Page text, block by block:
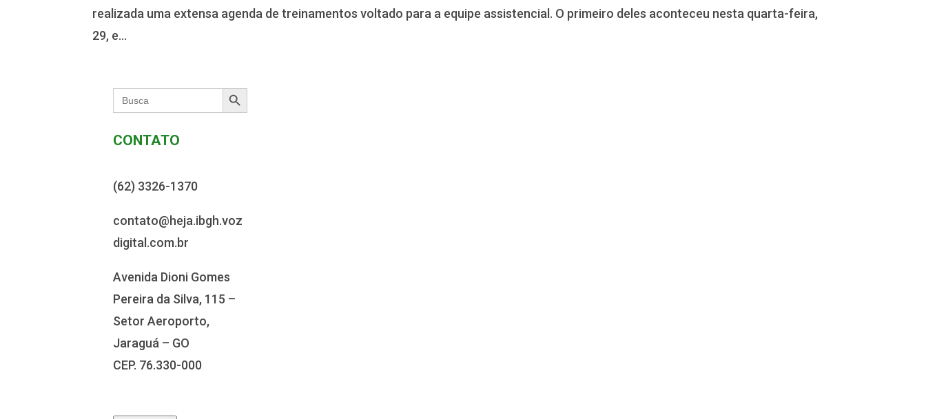
realizada uma extensa agenda de treinamentos voltado para a equipe assistencial. O primeiro deles aconteceu nesta quarta-feira,
29, e...
Search
for:
Search Button
CONTATO
(62) 3326-1370
contato@heja.ibgh.voz
digital.com.br
Avenida Dioni Gomes
Pereira da Silva, 115 –
Setor Aeroporto,
Jaraguá – GO
CEP. 76.330-000